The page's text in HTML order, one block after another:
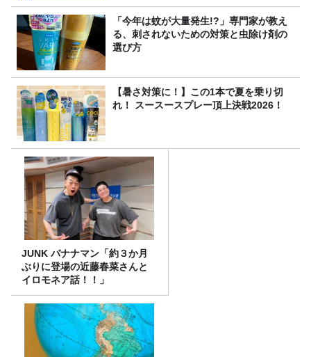
「今年は蚊が大量発生!?」専門家が教え
る、刺されないための対策と虫除け剤の
選び方
【暑さ対策に！】この1本で夏を乗り切
れ！ スースースプレー頂上決戦2026！
JUNK バナナマン「約３か月
ぶりに登場の近藤春菜さんと
イロモネア話！！」